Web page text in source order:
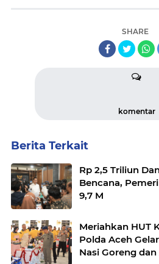
SHARE
komentar
Berita Terkait
Rp 2,5 Triliun
Bencana,
9,7 M
Meriahkan HUT
Polda Aceh
Nasi Goreng